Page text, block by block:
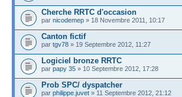
Cherche RRTC d'occasion
par nicodemep » 18 Novembre 2011, 10:17
Canton fictif
par tgv78 » 19 Septembre 2012, 11:27
Logiciel bronze RRTC
par papy 35 » 10 Septembre 2012, 17:28
Prob SPC/ dyspatcher
par philippe.juvet » 11 Septembre 2012, 21:12